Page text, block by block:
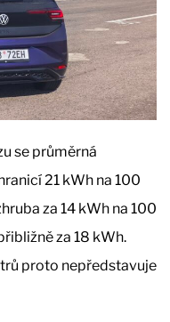
se průměrná
21 kWh na 100
za 14 kWh na 100
za 18 kWh.
proto nepředstavuje